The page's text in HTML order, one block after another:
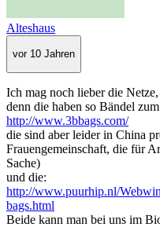
Alteshaus
vor 10 Jahren
Ich mag noch lieber die
denn die haben so Bändel
http://www.3bbags.com/
die sind aber leider in China
Frauengemeinschaft, die für
Sache)
und die:
http://www.puurhip.nl/
bags.html
Beide kann man bei uns im